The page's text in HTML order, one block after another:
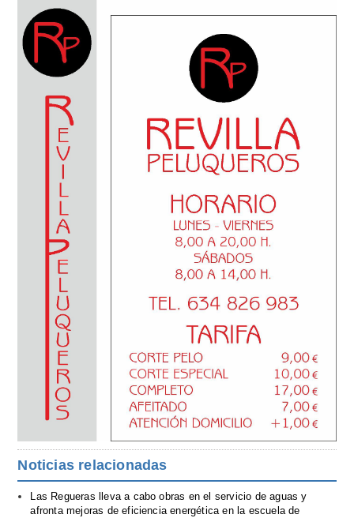
Noticias relacionadas
Las Regueras lleva a cabo obras en el servicio de aguas y
afronta mejoras de eficiencia energética en la escuela de